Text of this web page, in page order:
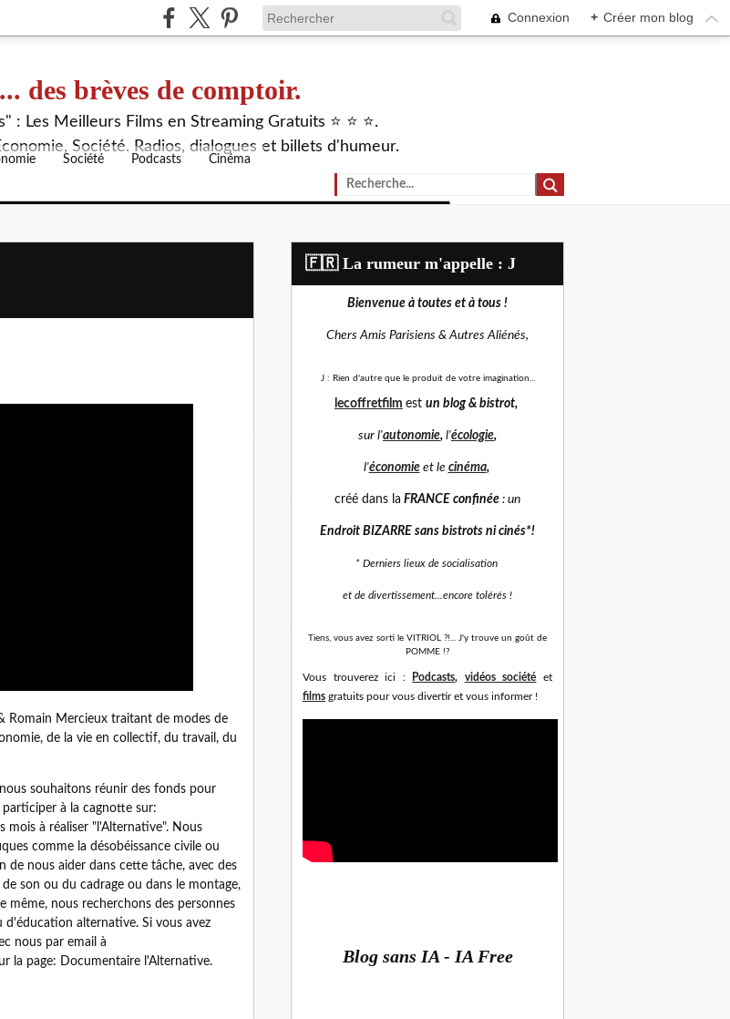
Connexion + Créer mon blog
des brèves de comptoir.
: Les Meilleurs Films en Streaming Gratuits ⭐ ⭐ ⭐.
Société. Radios, dialogues et billets d'humeur.
Société Podcasts Cinéma
Romain Mercieux traitant de modes de
de la vie en collectif, du travail, du
souhaitons réunir des fonds pour
à la cagnotte sur:
mois à réaliser "l'Alternative". Nous
comme la désobéissance civile ou
de nous aider dans cette tâche, avec des
son ou du cadrage ou dans le montage,
même, nous recherchons des personnes
d'éducation alternative. Si vous avez
nous par email à
la page: Documentaire l'Alternative.
​🇫🇷​ La rumeur m'appelle : J
Bienvenue à toutes et à tous !
Chers Amis Parisiens &Autres Aliénés,
J : Rien d'autre que le produit de votre imagination...
lecoffretfilm est un blog & bistrot,
sur l'autonomie, l'écologie,
l'économie et le cinéma,
créé dans la FRANCE confinée : un
Endroit BIZARRE sans bistrots ni cinés*!
* Derniers lieux de socialisation
et de divertissement... encore tolérés !
Tiens, vous avez sorti le VITRIOL ?!... J'y trouve un goût de
POMME !?
Vous trouverez ici : Podcasts, vidéos société et
films gratuits pour vous divertir et vous informer !
Blog sans IA - IA Free